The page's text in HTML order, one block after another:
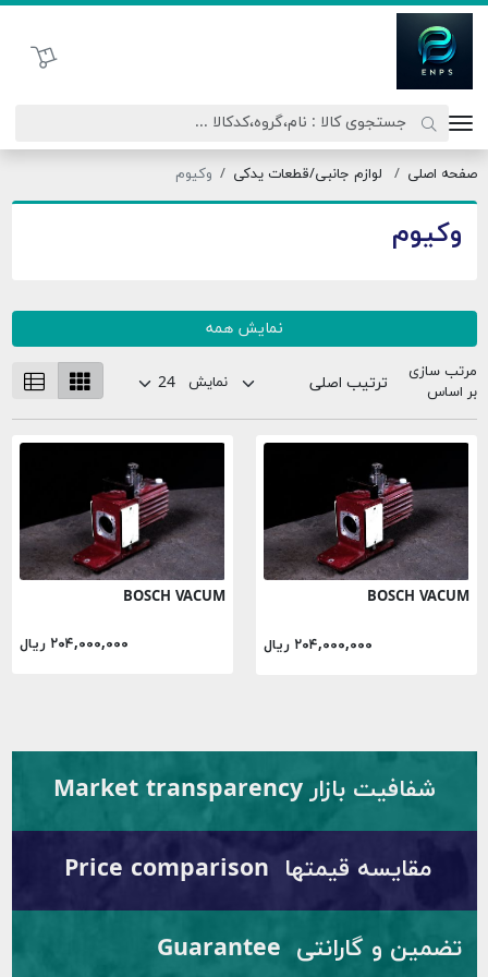
سبد خرید
صفحه اصلی لوازم جانبی/قطعات یدکی وکیوم
وکیوم
نمایش همه
مرتب سازی
بر اساس
نمایش
BOSCH VACUM
۲۰۴,۰۰۰,۰۰۰ ریال
BOSCH VACUM
۲۰۴,۰۰۰,۰۰۰ ریال
شفافیت بازار Market transparency
مقایسه قیمتها Price comparison